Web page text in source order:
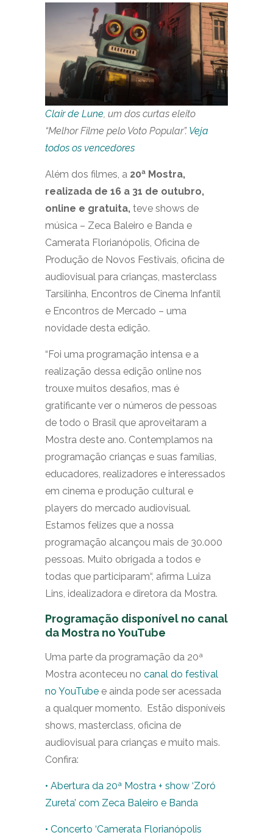
Clair de Lune , um dos curtas eleito
“Melhor Filme pelo Voto Popular”. Veja
todos os vencedores
Além dos filmes, a 20ª Mostra,
realizada de 16 a 31 de outubro,
online e gratuita, teve shows de
música – Zeca Baleiro e Banda e
Camerata Florianópolis, Oficina de
Produção de Novos Festivais, oficina de
audiovisual para crianças, masterclass
Tarsilinha, Encontros de Cinema Infantil
e Encontros de Mercado – uma
novidade desta edição.
“Foi uma programação intensa e a
realização dessa edição online nos
trouxe muitos desafios, mas é
gratificante ver o números de pessoas
de todo o Brasil que aproveitaram a
Mostra deste ano. Contemplamos na
programação crianças e suas famílias,
educadores, realizadores e interessados
em cinema e produção cultural e
players do mercado audiovisual.
Estamos felizes que a nossa
programação alcançou mais de 30.000
pessoas. Muito obrigada a todos e
todas que participaram“, afirma Luiza
Lins, idealizadora e diretora da Mostra.
Programação disponível no canal
da Mostra no YouTube
Uma parte da programação da 20ª
Mostra aconteceu no canal do festival
no YouTube e ainda pode ser acessada
a qualquer momento. Estão disponíveis
shows, masterclass, oficina de
audiovisual para crianças e muito mais.
Confira:
• Abertura da 20ª Mostra + show ‘Zoró
Zureta’ com Zeca Baleiro e Banda
• Concerto ‘Camerata Florianópolis